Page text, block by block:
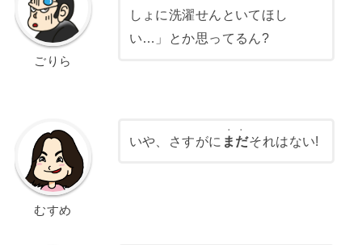
ごりら
しょに洗濯せんといてほし
い…」とか思ってるん?
むすめ
いや、さすがに まだ
・・
それはない!